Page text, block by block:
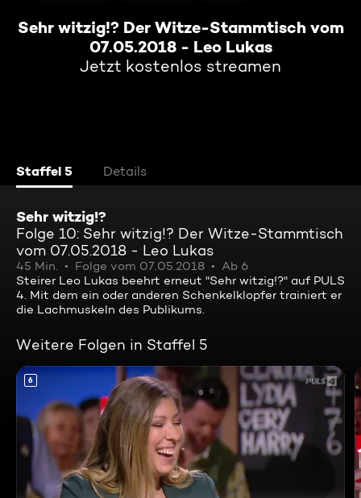
Sehr witzig!? Der Witze-Stammtisch vom
07.05.2018 - Leo Lukas
Jetzt kostenlos streamen
Staffel 5 Details
Sehr witzig!?
Folge 10: Sehr witzig!? Der Witze-Stammtisch
vom 07.05.2018 - Leo Lukas
45 Min. Folge vom 07.05.2018
Ab 6
Steirer Leo Lukas beehrt erneut "Sehr witzig!?" auf PULS
4. Mit dem ein oder anderen Schenkelklopfer trainiert er
die Lachmuskeln des Publikums.
Weitere Folgen in Staffel 5
6